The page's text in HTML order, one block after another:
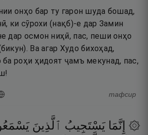
онҳо бар ту гарон шуда бошад,
ки сӯрохи (нақб)-е дар Замин
дар осмон ниҳӣ, пас, пеши онҳо
Ва агар Худо бихоҳад,
ба роҳи ҳидоят ҷамъ мекунад, пас,
тафсир
۞ إِنَّمَا يَسْتَجِيبُ ٱلَّذِينَ